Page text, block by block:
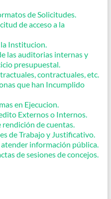
de Solicitudes.
de acceso a la
Institucion.
las auditorias internas y
presupuestal.
contractuales, etc.
que han Incumplido
en Ejecucion.
Externos o Internos.
rendición de cuentas.
de Trabajo y Justificativo.
atender información pública.
de sesiones de concejos.